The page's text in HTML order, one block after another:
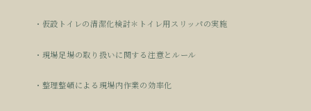
・仮設トイレの清潔化検討＊トイレ用スリッパの実施
・現場足場の取り扱いに関する注意とルール
・整理整頓による現場内作業の効率化